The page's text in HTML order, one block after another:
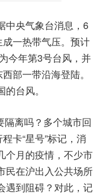
中央气象台消息，6
一热带气压。预计
今年第3号台风，并
部一带沿海登陆。
台风。
隔离吗？多个城市回
卡“星号”标记，消
个月的疫情，不少市
民在沪出入公共场所
遇到阻碍？对此，记